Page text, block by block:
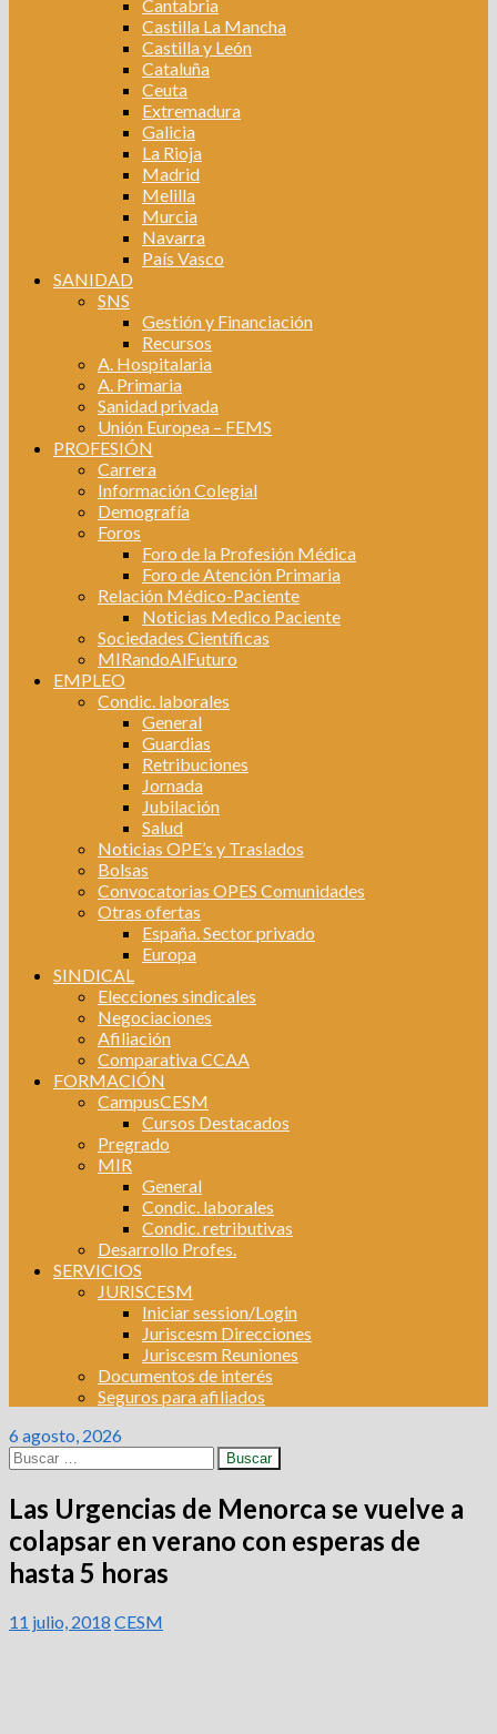
Cantabria
Castilla La Mancha
Castilla y León
Cataluña
Ceuta
Extremadura
Galicia
La Rioja
Madrid
Melilla
Murcia
Navarra
País Vasco
SANIDAD
SNS
Gestión y Financiación
Recursos
A. Hospitalaria
A. Primaria
Sanidad privada
Unión Europea – FEMS
PROFESIÓN
Carrera
Información Colegial
Demografía
Foros
Foro de la Profesión Médica
Foro de Atención Primaria
Relación Médico-Paciente
Noticias Medico Paciente
Sociedades Científicas
MIRandoAlFuturo
EMPLEO
Condic. laborales
General
Guardias
Retribuciones
Jornada
Jubilación
Salud
Noticias OPE’s y Traslados
Bolsas
Convocatorias OPES Comunidades
Otras ofertas
España. Sector privado
Europa
SINDICAL
Elecciones sindicales
Negociaciones
Afiliación
Comparativa CCAA
FORMACIÓN
CampusCESM
Cursos Destacados
Pregrado
MIR
General
Condic. laborales
Condic. retributivas
Desarrollo Profes.
SERVICIOS
JURISCESM
Iniciar session/Login
Juriscesm Direcciones
Juriscesm Reuniones
Documentos de interés
Seguros para afiliados
6 agosto, 2026
Buscar:
Las Urgencias de Menorca se vuelve a
colapsar en verano con esperas de
hasta 5 horas
11 julio, 2018 CESM